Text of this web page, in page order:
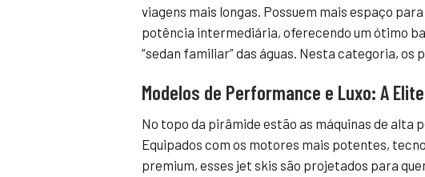
viagens mais longas. Possuem mais espaço
potência intermediária, oferecendo um ótimo
“sedan familiar” das águas. Nesta categoria, os
Modelos de Performance e Luxo: A
No topo da pirâmide estão as máquinas de alta
Equipados com os motores mais potentes,
premium, esses jet skis são projetados para